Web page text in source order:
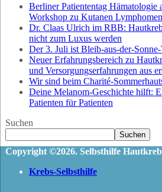
Berliner Patiententag Hämatologie
Workshop zu Kutanen Lymphomen
Dr. Claas Ulrich im RBB:
nicht zum Luxus werden
Der 3. Juli ist Bleib-aus-der-
Neuer Erfahrungsbereich zu
und Versorgungserfahrungen aus
Wir sind beim Charité-
Deine Melanom-Geschichte hilft:
Patienten für Patienten
Suchen
Suchen
Copyright ©2026. Selbsthilfe
Krebs-Selbsthilfe